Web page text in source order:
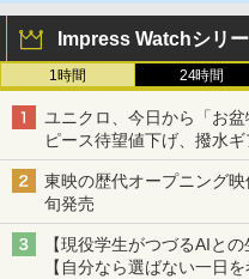
Impress Watchシリ
1時間 24時間
ユニクロ、今日から「お
ピース待望値下げ、撥水
東映の歴代オープニング
旬発売
【現役学生がつづるAIとの
【自分なら選ばない一日